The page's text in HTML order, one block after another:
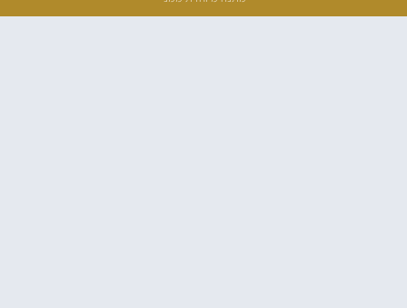
שעת כתיבה